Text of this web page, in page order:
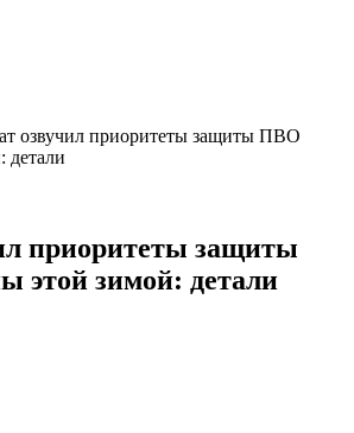
озвучил приоритеты защиты ПВО
детали
приоритеты защиты
этой зимой: детали